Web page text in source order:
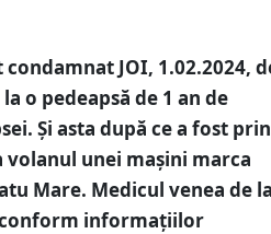
JOI, 1.02.2024,
o pedeapsă de 1 an de
Și asta după ce a fost
unei mașini marca
Mare. Medicul venea de la
conform informațiilor